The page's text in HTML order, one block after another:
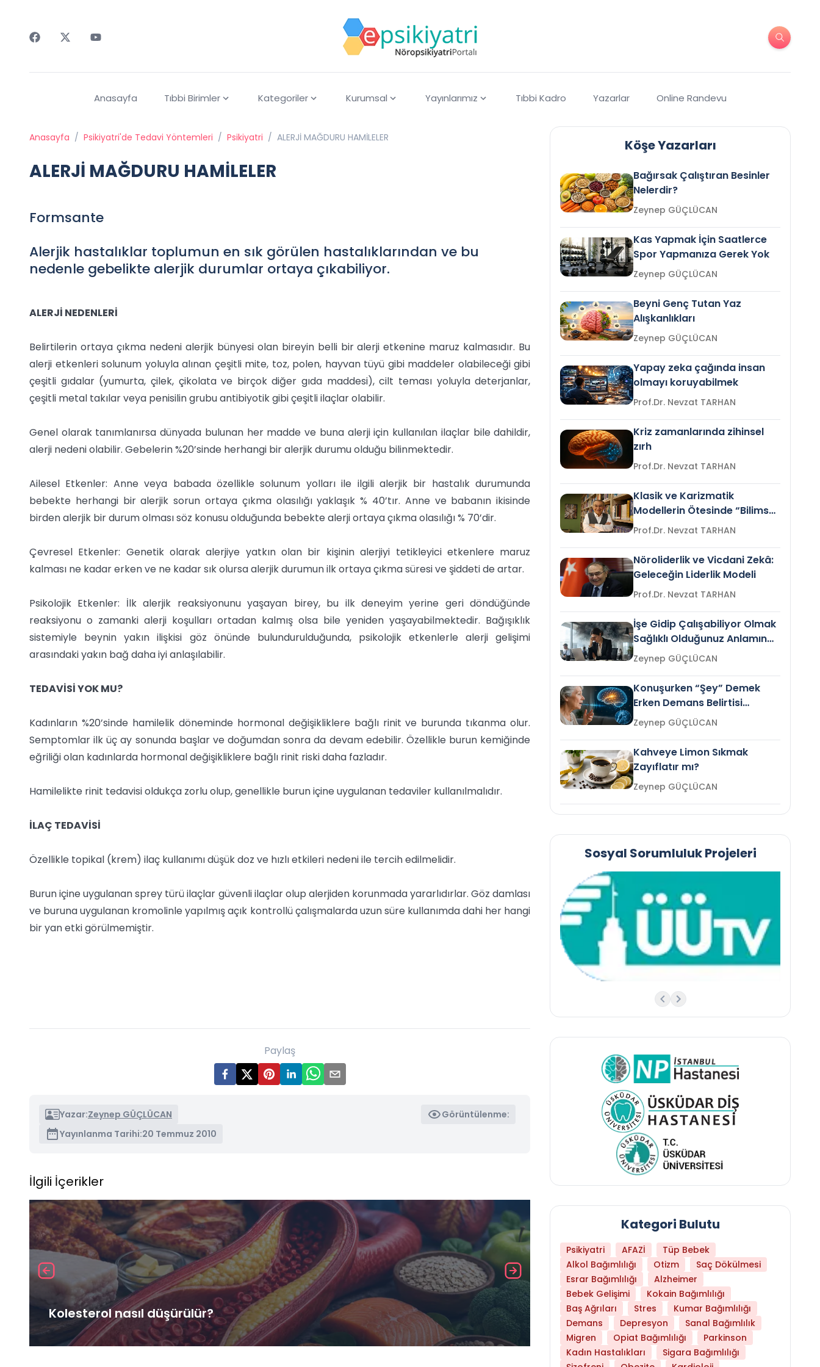
Anasayfa Tıbbi Birimler Kategoriler Kurumsal Yayınlarımız Tıbbi Kadro Yazarlar Online Randevu
Anasayfa / Psikiyatri'de Tedavi Yöntemleri / Psikiyatri / ALERJİ MAĞDURU HAMİLELER
ALERJİ MAĞDURU HAMİLELER
Formsante
Alerjik hastalıklar toplumun en sık görülen hastalıklarından ve bu
nedenle gebelikte alerjik durumlar ortaya çıkabiliyor.
ALERJİ NEDENLERİ
Belirtilerin ortaya çıkma nedeni alerjik bünyesi olan bireyin belli bir alerji etkenine maruz kalmasıdır. Bu
alerji etkenleri solunum yoluyla alınan çeşitli mite, toz, polen, hayvan tüyü gibi maddeler olabileceği gibi
çeşitli gıdalar (yumurta, çilek, çikolata ve birçok diğer gıda maddesi), cilt teması yoluyla deterjanlar,
çeşitli metal takılar veya penisilin grubu antibiyotik gibi çeşitli ilaçlar olabilir.
Genel olarak tanımlanırsa dünyada bulunan her madde ve buna alerji için kullanılan ilaçlar bile dahildir,
alerji nedeni olabilir. Gebelerin %20’sinde herhangi bir alerjik durumu olduğu bilinmektedir.
Ailesel Etkenler: Anne veya babada özellikle solunum yolları ile ilgili alerjik bir hastalık durumunda
bebekte herhangi bir alerjik sorun ortaya çıkma olasılığı yaklaşık % 40’tır. Anne ve babanın ikisinde
birden alerjik bir durum olması söz konusu olduğunda bebekte alerji ortaya çıkma olasılığı % 70’dir.
Çevresel Etkenler: Genetik olarak alerjiye yatkın olan bir kişinin alerjiyi tetikleyici etkenlere maruz
kalması ne kadar erken ve ne kadar sık olursa alerjik durumun ilk ortaya çıkma süresi ve şiddeti de artar.
Psikolojik Etkenler: İlk alerjik reaksiyonunu yaşayan birey, bu ilk deneyim yerine geri döndüğünde
reaksiyonu o zamanki alerji koşulları ortadan kalmış olsa bile yeniden yaşayabilmektedir. Bağışıklık
sistemiyle beynin yakın ilişkisi göz önünde bulundurulduğunda, psikolojik etkenlerle alerji gelişimi
arasındaki yakın bağ daha iyi anlaşılabilir.
TEDAVİSİ YOK MU?
Kadınların %20’sinde hamilelik döneminde hormonal değişikliklere bağlı rinit ve burunda tıkanma olur.
Semptomlar ilk üç ay sonunda başlar ve doğumdan sonra da devam edebilir. Özellikle burun kemiğinde
eğriliği olan kadınlarda hormonal değişikliklere bağlı rinit riski daha fazladır.
Hamilelikte rinit tedavisi oldukça zorlu olup, genellikle burun içine uygulanan tedaviler kullanılmalıdır.
İLAÇ TEDAVİSİ
Özellikle topikal (krem) ilaç kullanımı düşük doz ve hızlı etkileri nedeni ile tercih edilmelidir.
Burun içine uygulanan sprey türü ilaçlar güvenli ilaçlar olup alerjiden korunmada yararlıdırlar. Göz damlası
ve buruna uygulanan kromolinle yapılmış açık kontrollü çalışmalarda uzun süre kullanımda dahi her hangi
bir yan etki görülmemiştir.
Paylaş
Yazar:Zeynep GÜÇLÜCAN
Görüntülenme:
Yayınlanma Tarihi:20 Temmuz 2010
İlgili İçerikler
Kolesterol nasıl düşürülür? Daha Az Protein Tüketmek Yaşlanmayı
Köşe Yazarları
Bağırsak Çalıştıran Besinler
Nelerdir?
Zeynep GÜÇLÜCAN
Kas Yapmak İçin Saatlerce
Spor Yapmanıza Gerek Yok
Zeynep GÜÇLÜCAN
Beyni Genç Tutan Yaz
Alışkanlıkları
Zeynep GÜÇLÜCAN
Yapay zeka çağında insan
olmayı koruyabilmek
Prof.Dr. Nevzat TARHAN
Kriz zamanlarında zihinsel
zırh
Prof.Dr. Nevzat TARHAN
Klasik ve Karizmatik
Modellerin Ötesinde “Bilimsel
Liderlik”
Prof.Dr. Nevzat TARHAN
Nöroliderlik ve Vicdani Zekâ:
Geleceğin Liderlik Modeli
Prof.Dr. Nevzat TARHAN
İşe Gidip Çalışabiliyor Olmak
Sağlıklı Olduğunuz Anlamına
Gelir mi?Zeynep GÜÇLÜCAN
Konuşurken “Şey” Demek
Erken Demans Belirtisi
Olabilir mi?Zeynep GÜÇLÜCAN
Kahveye Limon Sıkmak
Zayıflatır mı?
Zeynep GÜÇLÜCAN
Sosyal Sorumluluk Projeleri
Kategori Bulutu
Psikiyatri AFAZİ
Tüp Bebek
Alkol Bağımlılığı
Otizm
Saç Dökülmesi
Esrar Bağımlılığı
Alzheimer
Bebek Gelişimi
Kokain Bağımlılığı
Baş Ağrıları
Stres
Kumar Bağımlılığı
Demans
Depresyon
Sanal Bağımlılık
Migren
Opiat Bağımlılığı
Parkinson
Kadın Hastalıkları
Sigara Bağımlılığı